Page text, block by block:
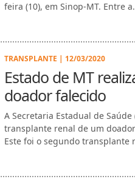
feira (10), em Sinop-MT. Entre
TRANSPLANTE | 12/03/2020
Estado de MT
doador falecido
A Secretaria Estadual de
transplante renal de um
Este foi o segundo transplante